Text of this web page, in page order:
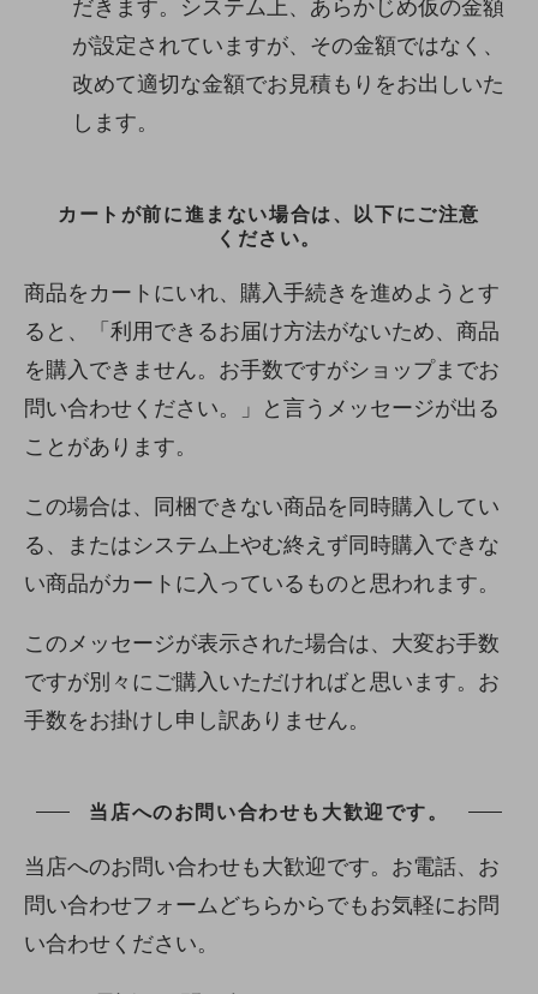
だきます。システム上、あらかじめ仮の金額
が設定されていますが、その金額ではなく、
改めて適切な金額でお見積もりをお出しいた
します。
カートが前に進まない場合は、以下にご注意
ください。
商品をカートにいれ、購入手続きを進めようとす
ると、「利用できるお届け方法がないため、商品
を購入できません。お手数ですがショップまでお
問い合わせください。」と言うメッセージが出る
ことがあります。
この場合は、同梱できない商品を同時購入してい
る、またはシステム上やむ終えず同時購入できな
い商品がカートに入っているものと思われます。
このメッセージが表示された場合は、大変お手数
ですが別々にご購入いただければと思います。お
手数をお掛けし申し訳ありません。
当店へのお問い合わせも大歓迎です。
当店へのお問い合わせも大歓迎です。お電話、お
問い合わせフォームどちらからでもお気軽にお問
い合わせください。